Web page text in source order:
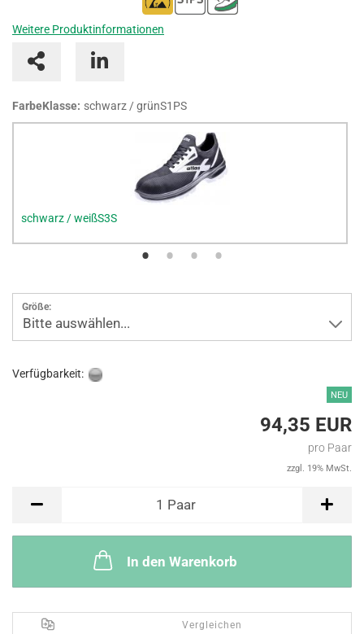
Weitere Produktinformationen
FarbeKlasse: schwarz / grünS1PS
schwarz / weißS3S
Größe:
Bitte auswählen...
Verfügbarkeit:
NEU
94,35 EUR
pro Paar
zzgl. 19% MwSt.
1 Paar
In den Warenkorb
Vergleichen